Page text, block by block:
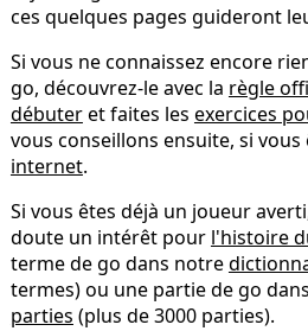
ces quelques pages guideront
Si vous ne connaissez encore
go, découvrez-le avec la règle
débuteret faites les exercices
vous conseillons ensuite, si vous
internet.
Si vous êtes déjà un joueur
doute un intérêt pour l'histoire
terme de go dans notre
termes) ou une partie de go
parties (plus de 3000 parties).